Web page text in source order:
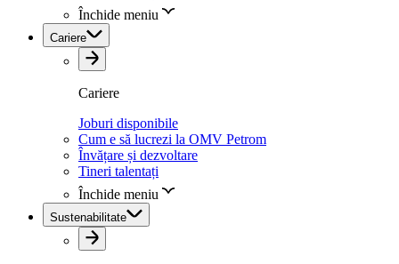
Închide meniu
Cariere
Cariere
Joburi disponibile
Cum e să lucrezi la OMV Petrom
Învățare și dezvoltare
Tineri talentați
Închide meniu
Sustenabilitate